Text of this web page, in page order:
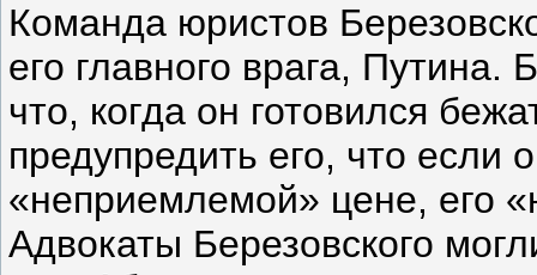
Команда юристов
его главного врага, Путина.
что, когда он готовился
предупредить его, что если
«неприемлемой» цене, его
Адвокаты Березовского